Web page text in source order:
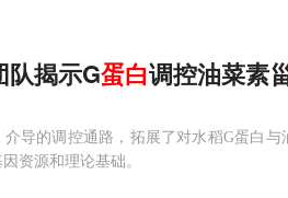
队揭示G蛋白调控油菜素
介导的调控通路，拓展了对水稻G蛋白
资源和理论基础。